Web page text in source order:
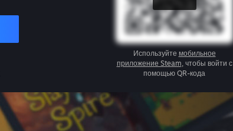
Используйте мобильное
приложение Steam, чтобы войти с
помощью QR-кода